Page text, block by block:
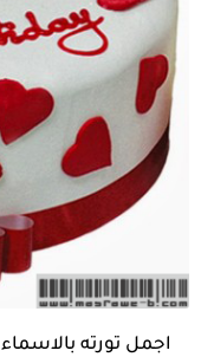
اجمل تورته بالاسماء 2022 تورتة مكتوب عليها اسم محمد